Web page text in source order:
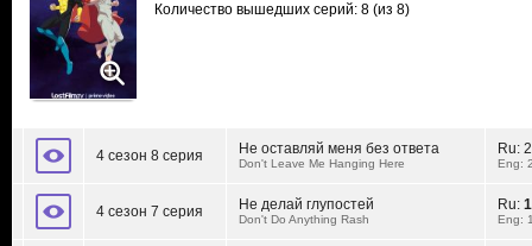
Количество вышедших серий: 8 (из 8)
4 сезон 8 серия Не оставляй меня без ответа
Don't Leave Me Hanging Here
Ru:
Eng:
4 сезон 7 серия Не делай глупостей
Don't Do Anything Rash
Ru:
Eng: